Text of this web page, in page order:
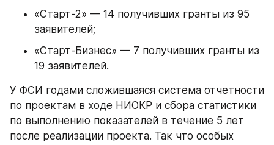
«Старт-2» — 14 получивших гранты из 95
заявителей;
«Старт-Бизнес» — 7 получивших гранты из
19 заявителей.
У ФСИ годами сложившаяся система отчетности
по проектам в ходе НИОКР и сбора статистики
по выполнению показателей в течение 5 лет
после реализации проекта. Так что особых